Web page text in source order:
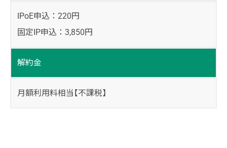
IPoE申込 ： 220円
固定IP申込 ： 3,850円
解約金
月額利用料相当【不課税】